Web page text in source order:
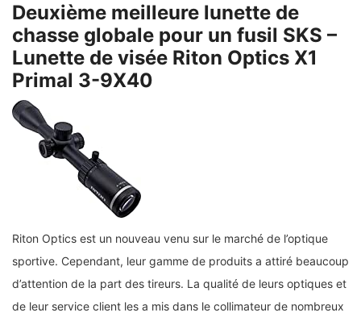
Deuxième meilleure lunette de
chasse globale pour un fusil SKS –
Lunette de visée Riton Optics X1
Primal 3-9X40
Riton Optics est un nouveau venu sur le marché de l’optique
sportive. Cependant, leur gamme de produits a attiré beaucoup
d’attention de la part des tireurs. La qualité de leurs optiques et
de leur service client les a mis dans le collimateur de nombreux